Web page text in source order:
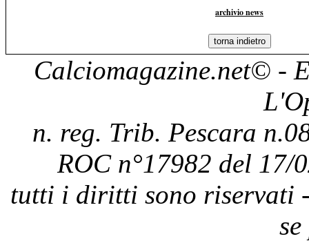
archivio news
Calciomagazine.net© -
n. reg. Trib. Pescara
ROC n°17982 del 17/
tutti i diritti sono riservati